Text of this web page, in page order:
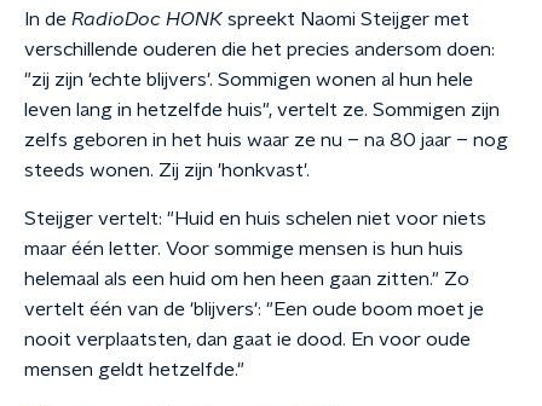
In de RadioDoc HONK spreekt Naomi Steijger met
verschillende ouderen die het precies andersom doen:
"zij zijn 'echte blijvers'. Sommigen wonen al hun hele
leven lang in hetzelfde huis", vertelt ze. Sommigen zijn
zelfs geboren in het huis waar ze nu – na 80 jaar – nog
steeds wonen. Zij zijn 'honkvast'.
Steijger vertelt: "Huid en huis schelen niet voor niets
maar één letter. Voor sommige mensen is hun huis
helemaal als een huid om hen heen gaan zitten." Zo
vertelt één van de 'blijvers': "Een oude boom moet je
nooit verplaatsten, dan gaat ie dood. En voor oude
mensen geldt hetzelfde."